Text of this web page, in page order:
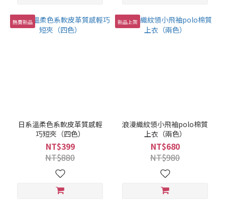
熱賣新品
日系溫柔色系軟皮革質感輕
巧短夾（四色）
NT$399
NT$880
新品上架
浪漫織紋領小飛袖polo棉質
上衣（兩色）
NT$680
NT$980